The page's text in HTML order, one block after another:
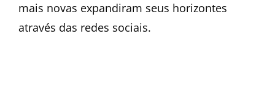
mais novas expandiram seus horizontes
através das redes sociais.